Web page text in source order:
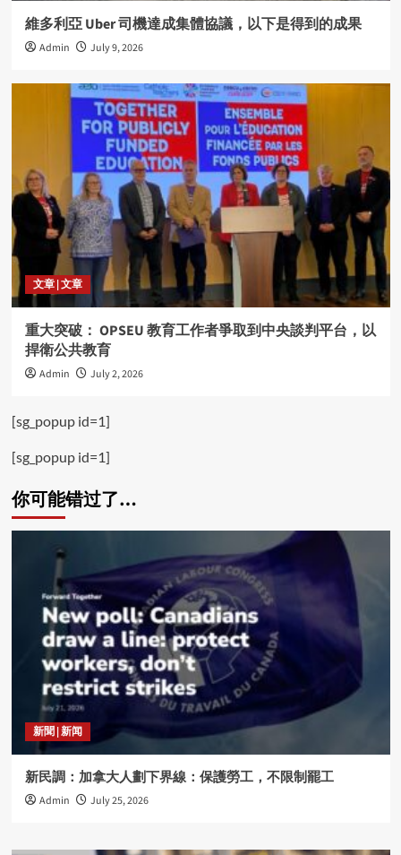
維多利亞 Uber 司機達成集體協議，以下是得到的成果
Admin July 9, 2026
文章 | 文章
重大突破： OPSEU 教育工作者爭取到中央談判平台，以
捍衛公共教育
Admin July 2, 2026
[sg_popup id=1]
[sg_popup id=1]
你可能错过了…
新聞 | 新闻
新民調：加拿大人劃下界線：保護勞工，不限制罷工
Admin July 25, 2026